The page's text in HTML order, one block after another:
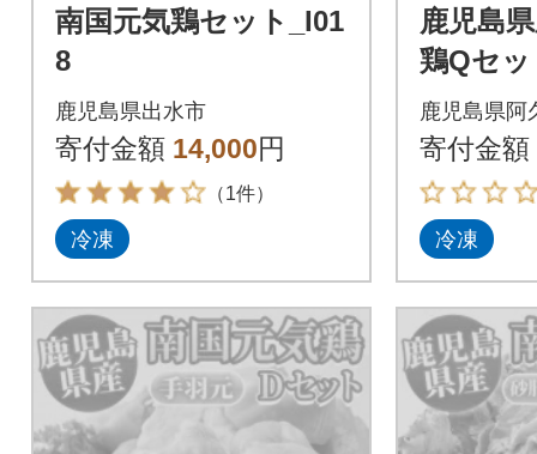
南国元気鶏セット_I01
8
鹿児島県出水市
寄付金額 14,000円
（1件）
冷凍
鹿児島
鶏Qセ
g・もも
ムネ肉
鹿児島県阿
寄付金額
冷凍